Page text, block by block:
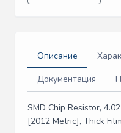
Описание
Документация
SMD Chip Resistor,
[2012 Metric], Thick